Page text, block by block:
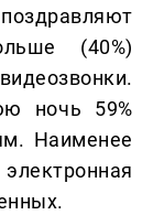
(40%)
ночь 59%
Наименее